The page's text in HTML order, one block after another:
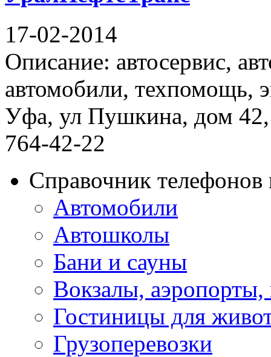
17-02-2014
Описание: автосервис,
автомобили, техпомощь,
Уфа, ул Пушкина, дом
764-42-22
Справочник
Автомобили
Автошколы
Бани и сауны
Вокзалы,
Гостиницы для
Грузоперевозки